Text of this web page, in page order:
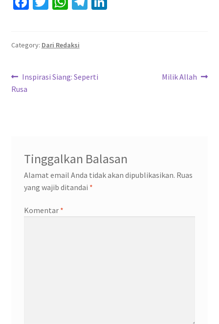
o
k
er sA
p
Category: Dari Redaksi
Navigasi
pos
Previous
post:
Inspirasi Siang: Seperti
Rusa
Next
Milik Allah
Tinggalkan Balasan
Alamat email Anda tidak akan dipublikasikan. Ruas
yang wajib ditandai *
Komentar *